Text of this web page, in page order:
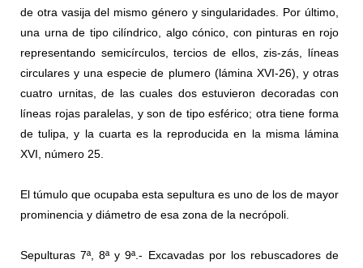
de otra vasija del mismo género y singularidades. Por último,
una urna de tipo cilíndrico, algo cónico, con pinturas en rojo
representando semicírculos, tercios de ellos, zis-zás, líneas
circulares y una especie de plumero (lámina XVI-26), y otras
cuatro urnitas, de las cuales dos estuvieron decoradas con
líneas rojas paralelas, y son de tipo esférico; otra tiene forma
de tulipa, y la cuarta es la reproducida en la misma lámina
XVI, número 25.
El túmulo que ocupaba esta sepultura es uno de los de mayor
prominencia y diámetro de esa zona de la necrópoli.
Sepulturas 7ª, 8ª y 9ª.- Excavadas por los rebuscadores de